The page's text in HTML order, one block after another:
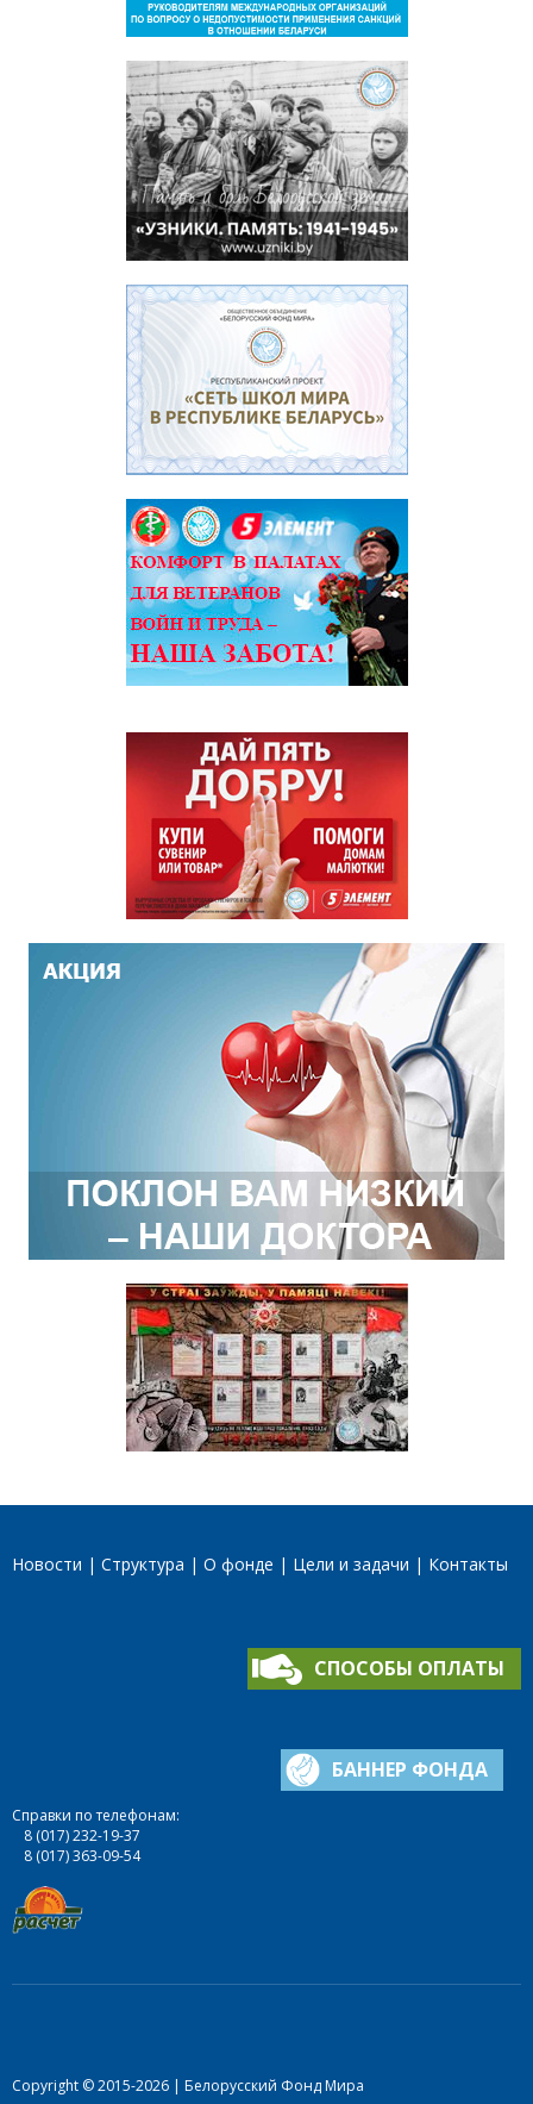
Новости Структура О фонде Цели и задачи Контакты
СПОСОБЫ ОПЛАТЫ
БАННЕР ФОНДА
Справки по телефонам:
8 (017) 232-19-37
8 (017) 363-09-54
Copyright © 2015-2026 | Белорусский Фонд Мира